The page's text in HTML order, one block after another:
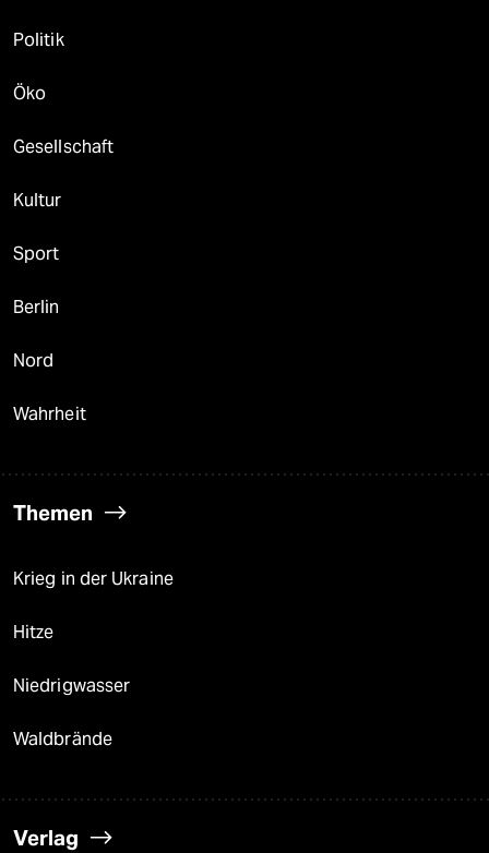
Politik
Öko
Gesellschaft
Kultur
Sport
Berlin
Nord
Wahrheit
Themen
Krieg in der Ukraine
Hitze
Niedrigwasser
Waldbrände
Verlag